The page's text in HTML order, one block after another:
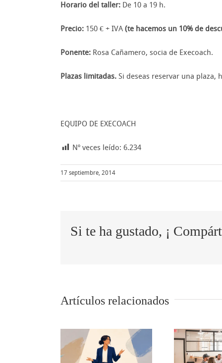
Horario del taller: De 10 a 19 h.
Precio: 150 € + IVA (te hacemos un 10% de
Ponente: Rosa Cañamero, socia de Execoach.
Plazas limitadas. Si deseas reservar una plaza,
EQUIPO DE EXECOACH
Nº veces leído: 6.234
17 septiembre, 2014
Si te ha gustado, ¡
Artículos relacionados
transformar
las quejas de
lo